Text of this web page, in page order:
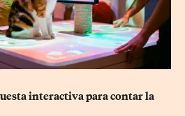
interactiva para contar la